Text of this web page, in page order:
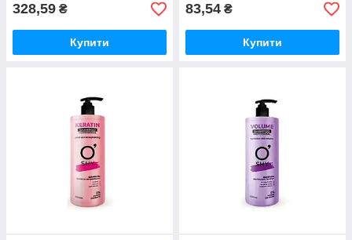
328,59 ₴
Купити
83,54 ₴
Купити